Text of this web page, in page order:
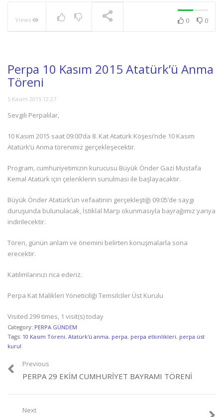
Views 0 0
Perpa 10 Kasım 2015 Atatürk’ü Anma
Töreni
5 Kasım 2015 12:27
Sevgili Perpalılar,
10 Kasım 2015 saat 09:00’da 8. Kat Atatürk Köşesi’nde 10 Kasım
Atatürk’ü Anma törenimiz gerçekleşecektir.
Program, cumhuriyetimizin kurucusu Büyük Önder Gazi Mustafa
Kemal Atatürk için çelenklerin sunulması ile başlayacaktır.
Büyük Önder Atatürk’ün vefaatinin gerçekleştiği 09:05’de saygı
duruşunda bulunulacak, İstiklal Marşı okunmasıyla bayrağımız yarıya
indirilecektir.
Tören, günün anlam ve önemini belirten konuşmalarla sona
erecektir.
Katılımlarınızı rica ederiz.
Perpa Kat Malikleri Yöneticiliği Temsilciler Üst Kurulu
Visited 299 times, 1 visit(s) today
Category: PERPA GÜNDEM
Tags: 10 Kasım Töreni, Atatürk'ü anma, perpa, perpa etkinlikleri, perpa üst
kurul
Previous
PERPA 29 EKIM CUMHURIYET BAYRAMI TÖRENI
Next